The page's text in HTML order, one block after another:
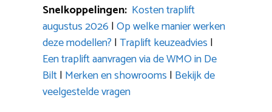
Snelkoppelingen: Kosten traplift
augustus 2026 |Op welke manier werken
deze modellen? |Traplift keuzeadvies |
Een traplift aanvragen via de WMO in De
Bilt| Merken en showrooms | Bekijk de
veelgestelde vragen